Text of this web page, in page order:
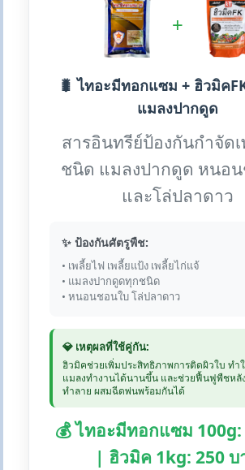
+
🐛 ไทอะมีทอกแซม + ฮิวมิค
แมลงปากดูด
สารอินทรีย์ป้องกันกำจัด
ชนิด แมลงปากดูด หนอ
และโล่ปลาดาว
✨ ป้องกันศัตรูพืช:
• เพลี้ยไฟ เพลี้ยแป้ง เพลี้ยไก่แจ้
• แมลงปากดูดทุกชนิด
• หนอนชอนใบ โล่ปลาดาว
💎 เหตุผลที่ใช้คู่กัน:
ฮิวมิคช่วยเพิ่มประสิทธิภาพการติดผิวใบ ทำ
แมลงทำงานได้นานขึ้น และช่วยฟื้นฟูพืชหลั
ทำลาย ผสมฉีดพ่นพร้อมกันได้
💰 ไทอะมีทอกแซม
| ฮิวมิค 1kg: 250 บ